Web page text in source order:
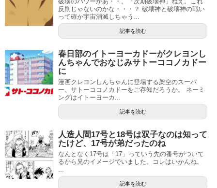
反則じゃないのかな・・・？ 破壊神と破壊神の戦い
って確か宇宙消滅しちゃう...
記事を読む
春日部のイトーヨーカドーがクレヨンし
んちゃんでおなじみサトーココノカドー
に
漫画クレヨンしんちゃんに登場する架空のスーパ
ー、サトーココノカドーをご存知だろうか。 ネーミ
ングはイトーヨーカ...
記事を読む
人造人間17号と18号は双子なのは知って
たけど、17号が弟だったのね
なんとなく17号は「17」っていう先の番号がついて
るから兄のイメージでいました。コレはいかんね。
記事を読む